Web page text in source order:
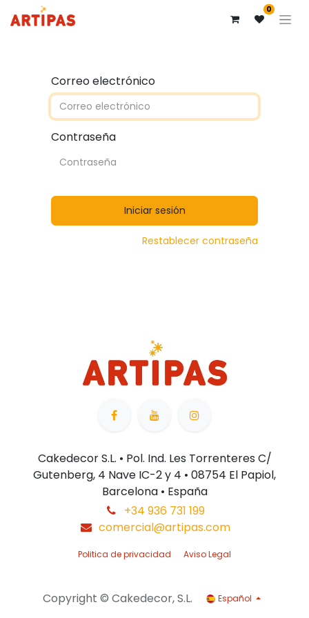
0
Correo electrónico
Contraseña
Iniciar sesión
Restablecer contraseña
Cakedecor S.L. • Pol. Ind. Les Torrenteres C/
Gutenberg, 4 Nave IC-2 y 4 • 08754 El Papiol,
Barcelona • España
+34 936 731 199
comercial@artipas.com
Politica de privacidad Aviso Legal
Copyright © Cakedecor, S.L. Español